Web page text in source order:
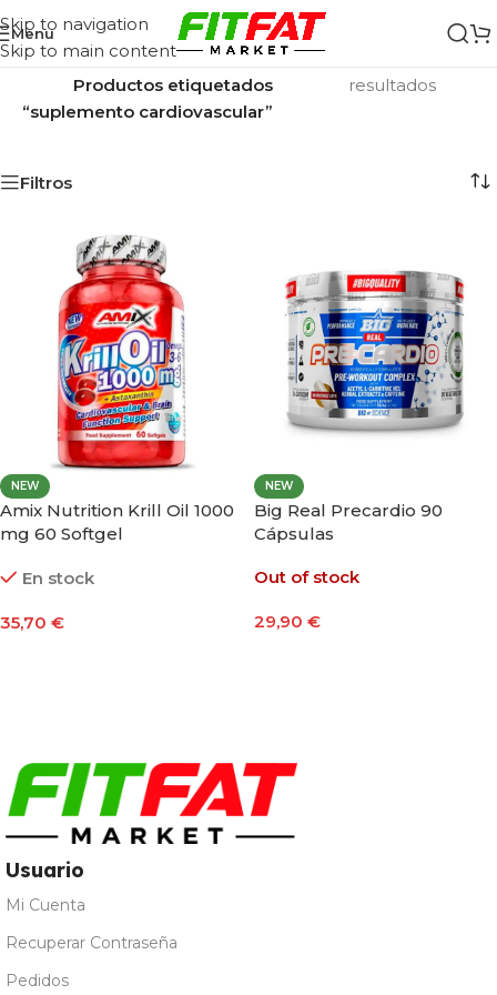
Skip to navigation
Skip to main content
Menu
Inicio/
Productos etiquetados
“suplemento cardiovascular”
resultados
Filtros
NEW
Amix Nutrition Krill Oil 1000
mg 60 Softgel
En stock
35,70 €
NEW
Big Real Precardio 90
Cápsulas
Out of stock
29,90 €
Usuario
Mi Cuenta
Recuperar Contraseña
Pedidos